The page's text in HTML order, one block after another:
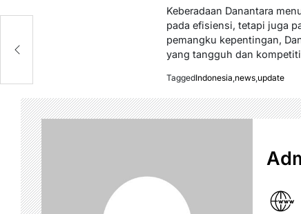
Keberadaan Danantara
pada efisiensi, tetapi juga
pemangku kepentingan,
yang tangguh dan
TaggedIndonesia,news,update